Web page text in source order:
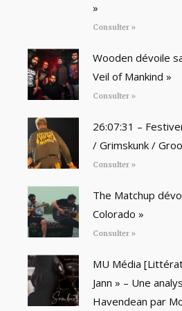
»
Consulter »
Wooden dévoile
Veil of Mankind »
Consulter »
26:07:31 –
/ Grimskunk /
Consulter »
The Matchup
Colorado »
Consulter »
MU Média
Jann » – Une
Havendean par